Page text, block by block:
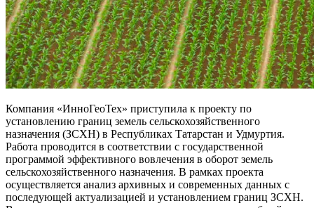
Компания «ИнноГеоТех» приступила к проекту по
установлению границ земель сельскохозяйственного
назначения (ЗСХН) в Республиках Татарстан и Удмуртия.
Работа проводится в соответствии с государственной
программой эффективного вовлечения в оборот земель
сельскохозяйственного назначения. В рамках проекта
осуществляется анализ архивных и современных данных с
последующей актуализацией и установлением границ ЗСХН.